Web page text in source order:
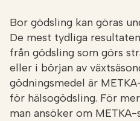
Bor gödsling kan göras
De mest tydliga
från gödsling som görs
eller i början av
gödningsmedel är
för hälsogödsling. För
man ansöker om METKA-